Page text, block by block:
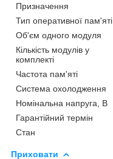
Призначення
Тип оперативної пам'яті
Об'єм одного модуля
Кількість модулів у
комплекті
Частота пам'яті
Система охолодження
Номінальна напруга, В
Гарантійний термін
Стан
Приховати